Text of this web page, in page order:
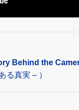
Behind the
る真実 – ）